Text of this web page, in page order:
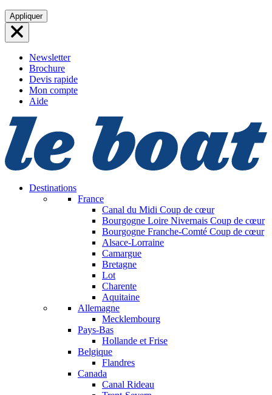
Aller
au
contenu
Appliquer
Newsletter
Brochure
Devis rapide
Mon compte
Aide
Destinations
France
Canal du Midi Coup de cœur
Bourgogne Loire Nivernais Coup de cœur
Bourgogne Franche-Comté Coup de cœur
Alsace-Lorraine
Camargue
Bretagne
Lot
Charente
Aquitaine
Allemagne
Mecklembourg
Pays-Bas
Hollande et Frise
Belgique
Flandres
Canada
Canal Rideau